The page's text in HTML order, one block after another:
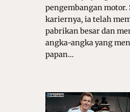
pengembangan motor.
kariernya, ia telah
pabrikan besar dan
angka-angka yang
papan…